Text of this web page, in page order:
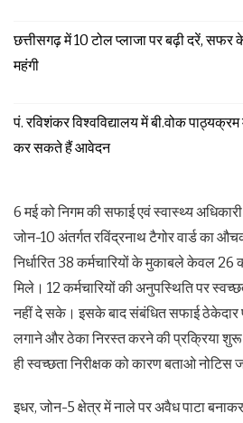
छत्तीसगढ़ में 10 टोल प्लाजा पर बढ़ी दरें, सफर
महंगी
पं. रविशंकर विश्वविद्यालय में बी.वोक
कर सकते हैं आवेदन
6 मई को निगम की सफाई एवं स्वास्थ्य अधिकारी
जोन-10 अंतर्गत रविंद्रनाथ टैगोर वार्ड का
निर्धारित 38 कर्मचारियों के मुकाबले केवल 26
मिले। 12 कर्मचारियों की अनुपस्थिति पर
नहीं दे सके। इसके बाद संबंधित सफाई ठेकेदार
लगाने और ठेका निरस्त करने की प्रक्रिया
ही स्वच्छता निरीक्षक को कारण बताओ नोटिस
इधर, जोन-5 क्षेत्र में नाले पर अवैध पाटा